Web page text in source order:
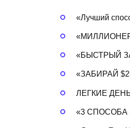
«Лучший
«БЫСТРЫЙ
«ЗАБИРАЙ
ЛЕГКИЕ
«3 СПОСОБА